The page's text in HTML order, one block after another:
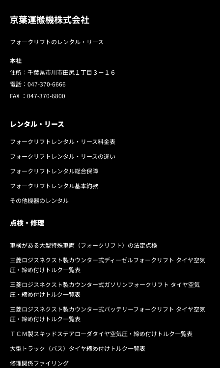
京葉運搬機株式会社
フォークリフトのレンタル・リース
本社
住所：千葉県市川市田尻１丁目３－１６
電話： 047-370-6666
FAX ： 047-370-6800
レンタル・リース
フォークリフトレンタル・リース料金表
フォークリフトレンタル・リースの違い
フォークリフトレンタル総合保障
フォークリフトレンタル基本約款
その他機器のレンタル
点検・修理
車検がある大型特殊車両（フォークリフト）の法定点検
三菱ロジスネクスト製カウンター式ディーゼルフォークリフト タイヤ空気
圧・締め付けトルク一覧表
三菱ロジスネクスト製カウンター式ガソリンフォークリフト タイヤ空気
圧・締め付けトルク一覧表
三菱ロジスネクスト製カウンター式バッテリーフォークリフト タイヤ空気
圧・締め付けトルク一覧表
ＴＣＭ製スキッドステアローダタイヤ空気圧・締め付けトルク一覧表
大型トラック（バス）タイヤ締め付けトルク一覧表
修理関係ファイリング